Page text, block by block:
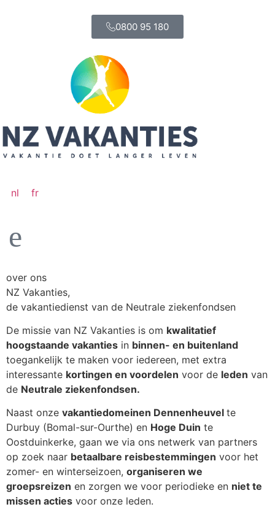
0800 95 180
nl fr
over ons
NZ Vakanties,
de vakantiedienst van de Neutrale ziekenfondsen
De missie van NZ Vakanties is om kwalitatief
hoogstaande vakanties in binnen- en buitenland
toegankelijk te maken voor iedereen, met extra
interessante kortingen en voordelen voor de leden van
de Neutrale ziekenfondsen.
Naast onze vakantiedomeinen Dennenheuvel te
Durbuy (Bomal-sur-Ourthe) en Hoge Duin te
Oostduinkerke, gaan we via ons netwerk van partners
op zoek naar betaalbare reisbestemmingen voor het
zomer- en winterseizoen, organiseren we
groepsreizen en zorgen we voor periodieke en niet te
missen acties voor onze leden.